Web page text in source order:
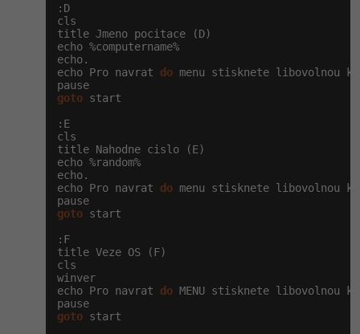
:D
cls
title Jmeno pocitace (D)
echo %computername%
echo.
echo Pro navrat do menu stisknete libovolnou
goto start
:E
cls
title Nahodne cislo (E)
echo %random%
echo.
echo Pro navrat do menu stisknete libovolnou
goto start
:F
title Veze OS (F)
cls
winver
echo Pro navrat do MENU stisknete libovolnou
goto start